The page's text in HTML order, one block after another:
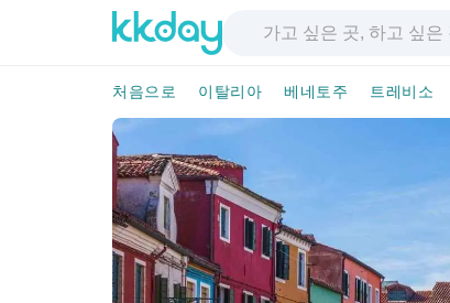
처음으로 이탈리아 베네토주 트레비소